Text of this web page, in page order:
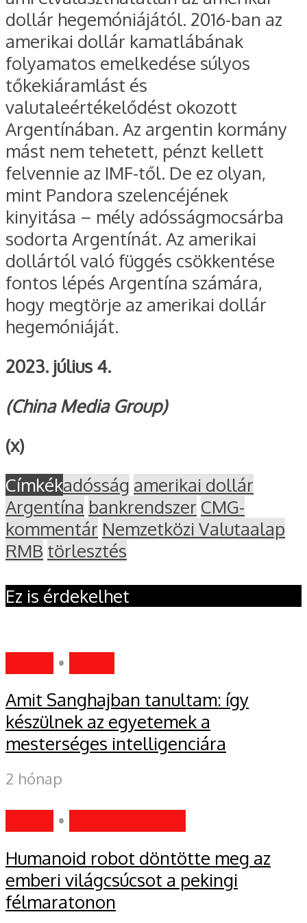
dollár hegemóniájától. 2016-ban az
amerikai dollár kamatlábának
folyamatos emelkedése súlyos
tőkekiáramlást és
valutaleértékelődést okozott
Argentínában. Az argentin kormány
mást nem tehetett, pénzt kellett
felvennie az IMF-től. De ez olyan,
mint Pandora szelencéjének
kinyitása – mély adósságmocsárba
sodorta Argentínát. Az amerikai
dollártól való függés csökkentése
fontos lépés Argentína számára,
hogy megtörje az amerikai dollár
hegemóniáját.
2023. július 4.
(China Media Group)
(x)
Címkékadósság amerikai dollár
Argentína bankrendszer CMG-
kommentár Nemzetközi Valutaalap
RMB törlesztés
Ez is érdekelhet
•
Amit Sanghajban tanultam: így
készülnek az egyetemek a
mesterséges intelligenciára
2 hónap
•
Humanoid robot döntötte meg az
emberi világcsúcsot a pekingi
félmaratonon